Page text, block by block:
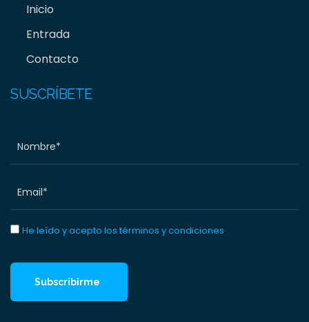
Inicio
Entrada
Contacto
SUSCRÍBETE
He leído y acepto los términos y condiciones
Subscribirme